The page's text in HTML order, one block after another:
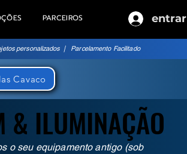
PARCEIROS entrar
personalizados | Parcelamento Facilitado
Cavaco
& ILUMINAÇÃO
& ILUMINAÇÃO
o seu equipamento antigo (sob